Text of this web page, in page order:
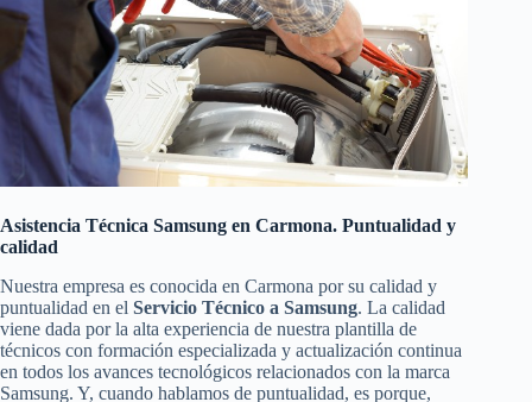
Asistencia Técnica Samsung en Carmona. Puntualidad y
calidad
Nuestra empresa es conocida en Carmona por su calidad y
puntualidad en el Servicio Técnico a Samsung. La calidad
viene dada por la alta experiencia de nuestra plantilla de
técnicos con formación especializada y actualización continua
en todos los avances tecnológicos relacionados con la marca
Samsung. Y, cuando hablamos de puntualidad, es porque,